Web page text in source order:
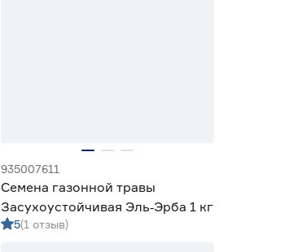
935007611
Семена газонной травы
Засухоустойчивая Эль‑Эрба 1 кг
5(1 отзыв)